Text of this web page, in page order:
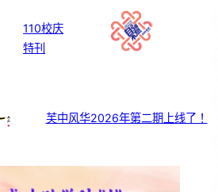
110校庆
特刊
芙中风华2026年第二期上线了！